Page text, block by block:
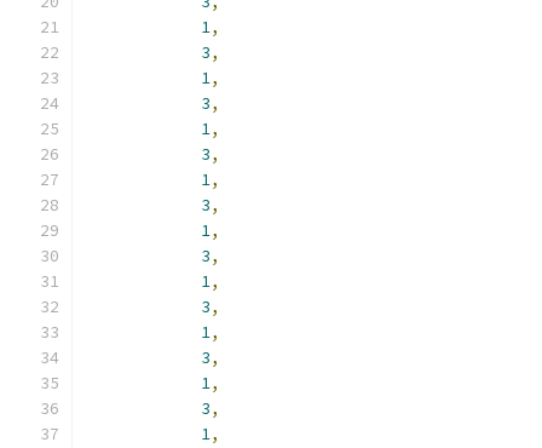
1,
3,
1,
3,
1,
3,
1,
3,
1,
3,
1,
3,
1,
3,
1,
3,
1,